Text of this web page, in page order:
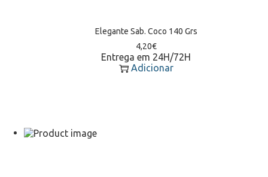
Elegante Sab. Coco 140 Grs
4,20€
Entrega em 24H/72H
Adicionar